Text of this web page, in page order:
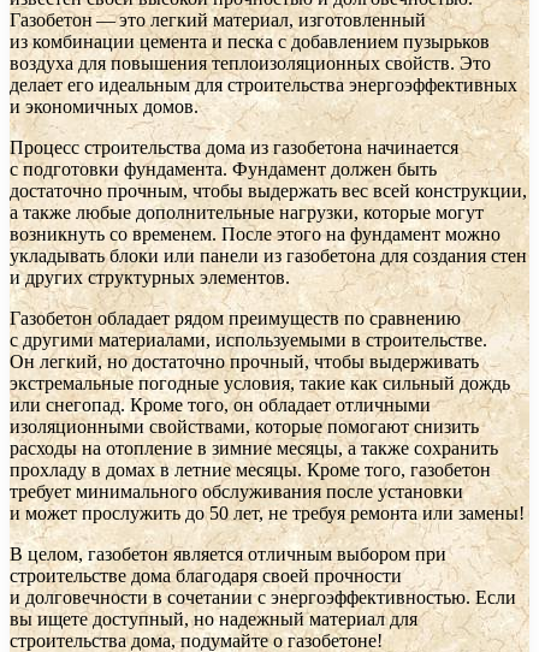
Газобетон — это легкий материал, изготовленный
из комбинации цемента и песка с добавлением пузырьков
воздуха для повышения теплоизоляционных свойств. Это
делает его идеальным для строительства энергоэффективных
и экономичных домов.
Процесс строительства дома из газобетона начинается
с подготовки фундамента. Фундамент должен быть
достаточно прочным, чтобы выдержать вес всей конструкции,
а также любые дополнительные нагрузки, которые могут
возникнуть со временем. После этого на фундамент можно
укладывать блоки или панели из газобетона для создания стен
и других структурных элементов.
Газобетон обладает рядом преимуществ по сравнению
с другими материалами, используемыми в строительстве.
Он легкий, но достаточно прочный, чтобы выдерживать
экстремальные погодные условия, такие как сильный дождь
или снегопад. Кроме того, он обладает отличными
изоляционными свойствами, которые помогают снизить
расходы на отопление в зимние месяцы, а также сохранить
прохладу в домах в летние месяцы. Кроме того, газобетон
требует минимального обслуживания после установки
и может прослужить до 50 лет, не требуя ремонта или замены!
В целом, газобетон является отличным выбором при
строительстве дома благодаря своей прочности
и долговечности в сочетании с энергоэффективностью. Если
вы ищете доступный, но надежный материал для
строительства дома, подумайте о газобетоне!